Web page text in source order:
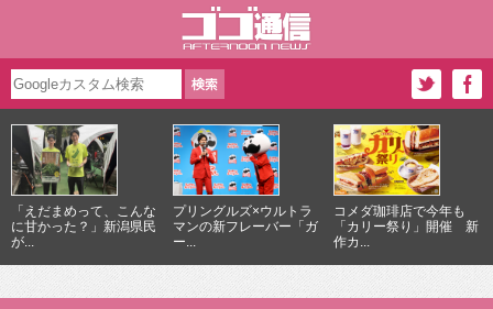
「えだまめって、こんな
に甘かった？」新潟県民
が...
プリングルズ×ウルトラ
マンの新フレーバー「ガ
ー...
コメダ珈琲店で今年も
「カリー祭り」開催 新
作カ...